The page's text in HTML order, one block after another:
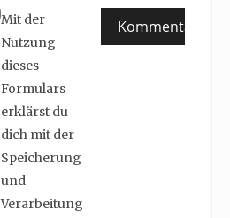
Mit der
Nutzung
dieses
Formulars
erklärst du
dich mit der
Speicherung
und
Verarbeitung